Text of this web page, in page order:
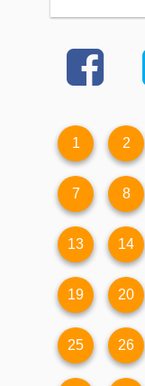
1 2
7 8
13 14
19 20
25 26